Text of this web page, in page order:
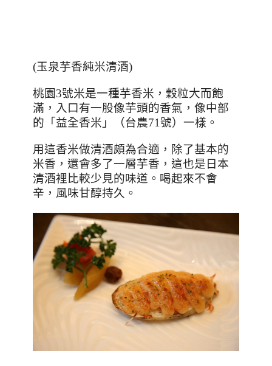
(玉泉芋香純米清酒)
桃園3號米是一種芋香米，穀粒大而飽
滿，入口有一股像芋頭的香氣，像中部
的「益全香米」（台農71號）一樣。
用這香米做清酒頗為合適，除了基本的
米香，還會多了一層芋香，這也是日本
清酒裡比較少見的味道。喝起來不會
辛，風味甘醇持久。